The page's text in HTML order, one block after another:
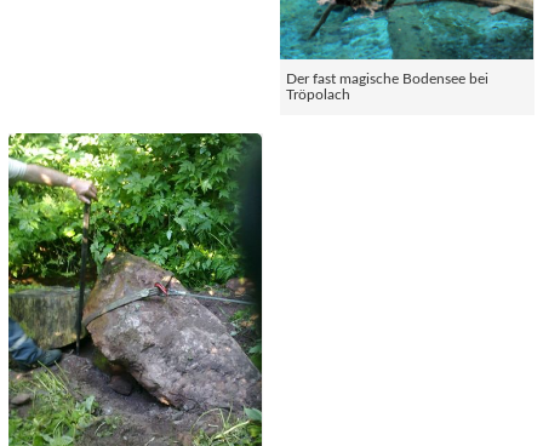
Der fast magische Bodensee bei
Tröpolach